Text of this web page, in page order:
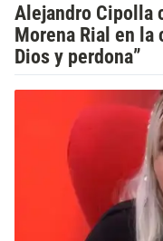
Alejandro Cipolla
Morena Rial en la
Dios y perdona”